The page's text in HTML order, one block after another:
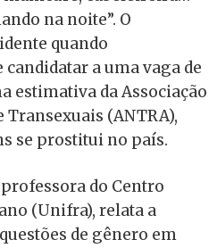
na noite”. O
quando
a uma vaga de
estimativa da Associação
(ANTRA),
se prostitui no país.
do Centro
(Unifra), relata a
de gênero em